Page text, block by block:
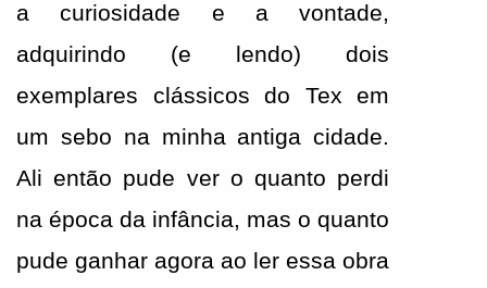
a curiosidade e a vontade,
adquirindo (e lendo) dois
exemplares clássicos do Tex em
um sebo na minha antiga cidade.
Ali então pude ver o quanto perdi
na época da infância, mas o quanto
pude ganhar agora ao ler essa obra